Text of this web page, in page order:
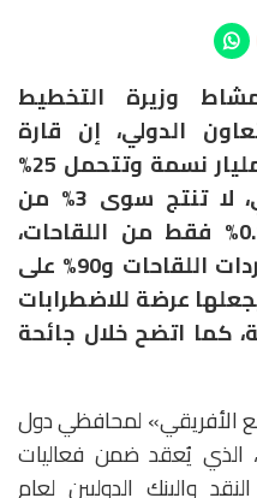
وزيرة التخطيط
الدولي، إن قارة
أفريقيا، التي تضم نحو1.4 مليار نسمة وتتحمل 25%
من عبء الأمراض العالمي، لا تنتج سوى 3% من
احتياجاتها من الأدوية و0.1% فقط من اللقاحات،
وتعتمد بنسبة 99% على واردات اللقاحات و90% على
عرضة للاضطرابات
كما اتضح خلال جائحة
الأفريقي» لمحافظي دول
الذي يُعقد ضمن فعاليات
والبنك الدوليين لعام